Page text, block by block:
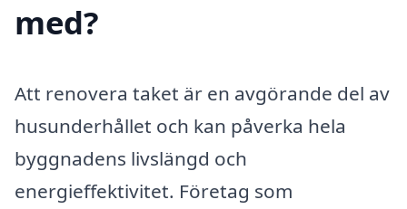
med?
Att renovera taket är en avgörande del av
husunderhållet och kan påverka hela
byggnadens livslängd och
energieffektivitet. Företag som